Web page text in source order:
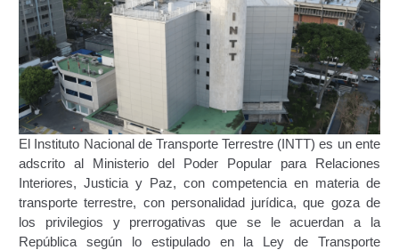
Certificación de Datos para Efectos Consulares con
Apostilla Electrónica
Emisión de Nuevo Certificado de Registro de
Vehículo (Duplicado) Automatizado
Renovación de Licencia para Conducir (Servicio
Automatizado)
Autorización para la circulación de Vehículo Sobre
Vehículo – Servicio Frecuente
El Instituto Nacional de Transporte Terrestre (INTT) es un ente
adscrito al Ministerio del Poder Popular para Relaciones
Interiores, Justicia y Paz, con competencia en materia de
transporte terrestre, con personalidad jurídica, que goza de
los privilegios y prerrogativas que se le acuerdan a la
República según lo estipulado en la Ley de Transporte